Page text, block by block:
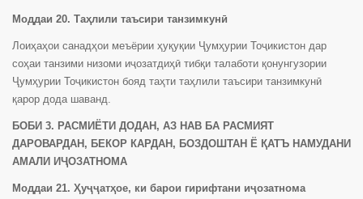
Моддаи 20. Таҳлили таъсири танзимкунӣ
Лоиҳаҳои санадҳои меъёрии ҳуқуқии Ҷумҳурии Тоҷикистон дар
соҳаи танзими низоми иҷозатдиҳӣ тибқи талаботи қонунгузории
Ҷумҳурии Тоҷикистон бояд таҳти таҳлили таъсири танзимкунӣ
қарор дода шаванд.
БОБИ 3. РАСМИЁТИ ДОДАН, АЗ НАВ БА РАСМИЯТ
ДАРОВАРДАН, БЕКОР КАРДАН, БОЗДОШТАН Ё ҚАТЪ НАМУДАНИ
АМАЛИ ИҶОЗАТНОМА
Моддаи 21. Ҳуҷҷатҳое, ки барои гирифтани иҷозатнома